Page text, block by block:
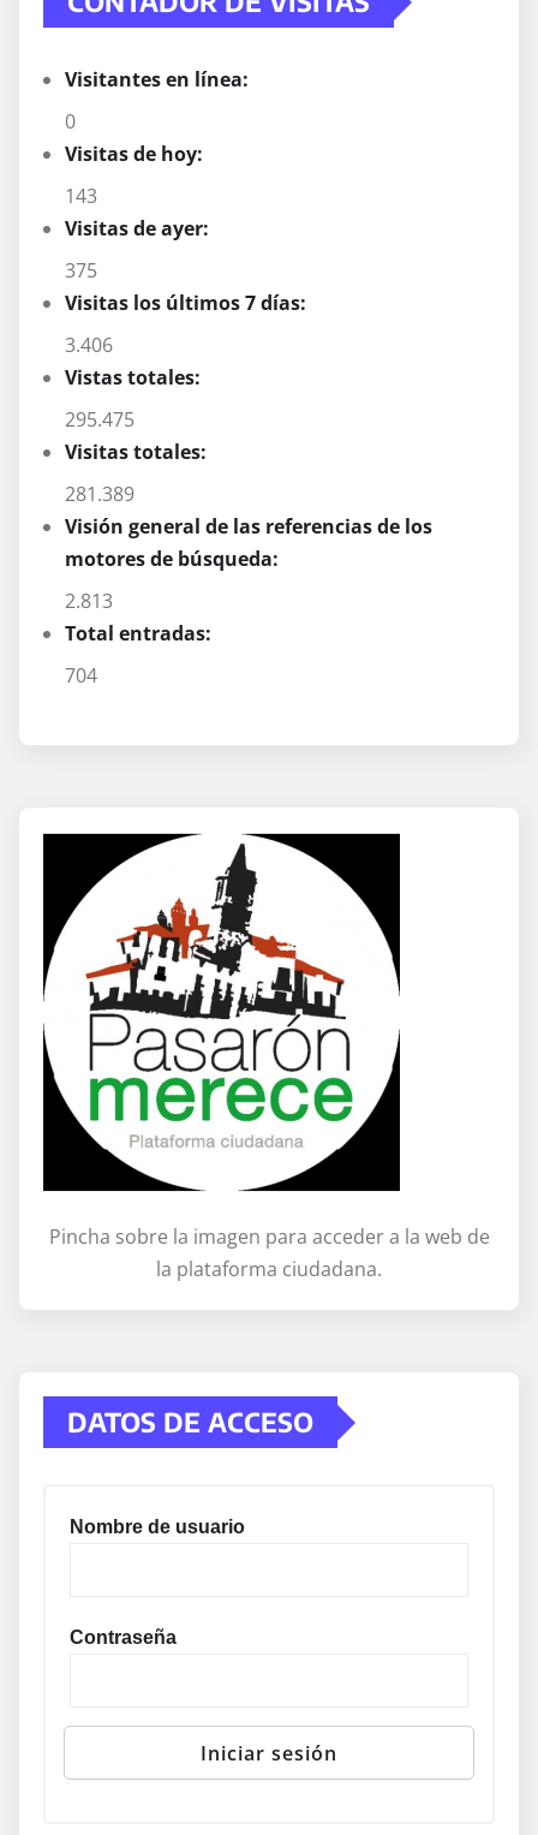
Visitantes en línea:
0
Visitas de hoy:
143
Visitas de ayer:
375
Visitas los últimos 7 días:
3.406
Vistas totales:
295.475
Visitas totales:
281.389
Visión general de las referencias de los
motores de búsqueda:
2.813
Total entradas:
704
Pincha sobre la imagen para acceder a la web de
la plataforma ciudadana.
DATOS DE ACCESO
Nombre de usuario
Contraseña